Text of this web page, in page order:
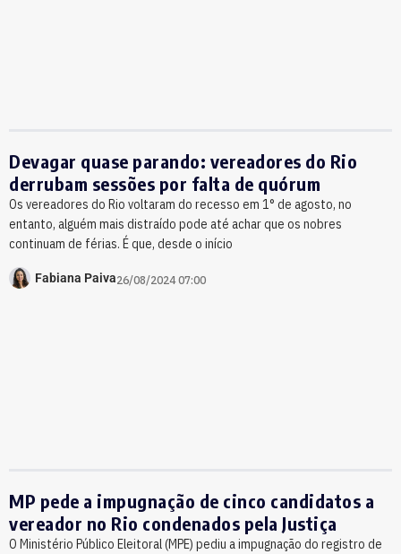
Devagar quase parando: vereadores do Rio
derrubam sessões por falta de quórum
Os vereadores do Rio voltaram do recesso em 1° de agosto, no
entanto, alguém mais distraído pode até achar que os nobres
continuam de férias. É que, desde o início
Fabiana Paiva26/08/2024 07:00
MP pede a impugnação de cinco candidatos a
vereador no Rio condenados pela Justiça
O Ministério Público Eleitoral (MPE) pediu a impugnação do registro de